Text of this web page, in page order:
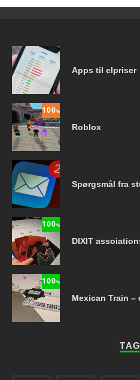
Apps til elpriser
100%
Roblox
Spørgsmål fra
100%
DIXIT
100%
Mexican Train